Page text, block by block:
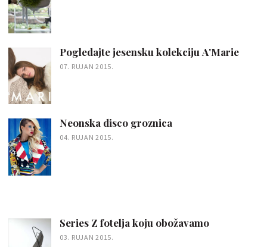
Pogledajte jesensku kolekciju A'Marie
07. RUJAN 2015.
Neonska disco groznica
04. RUJAN 2015.
Series Z fotelja koju obožavamo
03. RUJAN 2015.